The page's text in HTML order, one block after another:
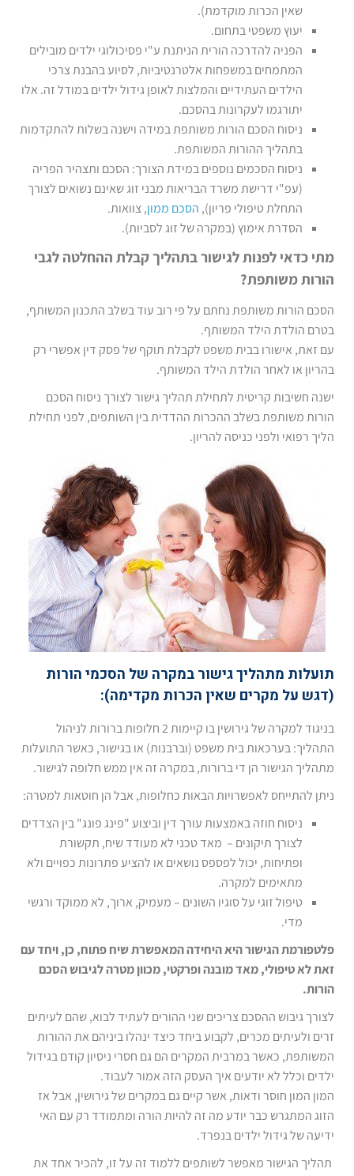
שאין הכרות מוקדמת).
יעוץ משפטי בתחום.
הפניה להדרכה הורית הניתנת ע"י פסיכולוגי ילדים מובילים
המתמחים במשפחות אלטרנטיביות, לסיוע בהבנת צרכי
הילדים העתידיים והמלצות לאופן גידול ילדים במודל זה. אלו
יתורגמו לעקרונות בהסכם.
ניסוח הסכם הורות משותפת במידה וישנה בשלות להתקדמות
בתהליך ההורות המשותפת.
ניסוח הסכמים נוספים במידת הצורך: הסכם ותצהיר הפריה
(עפ"י דרישת משרד הבריאות מבני זוג שאינם נשואים לצורך
התחלת טיפולי פריון), הסכם ממון, צוואות.
הסדרת אימוץ (במקרה של זוג לסביות).
מתי כדאי לפנות לגישור בתהליך קבלת ההחלטה לגבי
הורות משותפת?
הסכם הורות משותפת נחתם על פי רוב עוד בשלב התכנון המשותף,
בטרם הולדת הילד המשותף.
עם זאת, אישורו בבית משפט לקבלת תוקף של פסק דין אפשרי רק
בהריון או לאחר הולדת הילד המשותף.
ישנה חשיבות קריטית לתחילת תהליך גישור לצורך ניסוח הסכם
הורות משותפת בשלב ההכרות ההדדית בין השותפים, לפני תחילת
הליך רפואי ולפני כניסה להריון.
תועלות מתהליך גישור במקרה של הסכמי הורות
(דגש על מקרים שאין הכרות מקדימה):
בניגוד למקרה של גירושין בו קיימות 2 חלופות ברורות לניהול
התהליך: בערכאות בית משפט (וברבנות) או בגישור, כאשר התועלות
מתהליך הגישור הן די ברורות, במקרה זה אין ממש חלופה לגישור.
ניתן להתייחס לאפשרויות הבאות כחלופות, אבל הן חוטאות למטרה:
ניסוח חוזה באמצעות עורך דין וביצוע "פינג פונג" בין הצדדים
לצורך תיקונים – מאד טכני לא מעודד שיח, תקשורת
ופתיחות, יכול לפספס נושאים או להציע פתרונות כפויים ולא
מתאימים למקרה.
טיפול זוגי על סוגיו השונים – מעמיק, ארוך, לא ממוקד ורגשי
מדי.
פלטפורמת הגישור היא היחידה המאפשרת שיח פתוח, כן, ויחד עם
זאת לא טיפולי, מאד מובנה ופרקטי, מכוון מטרה לגיבוש הסכם
הורות.
לצורך גיבוש ההסכם צריכים שני ההורים לעתיד לבוא, שהם לעיתים
זרים ולעיתים מכרים, לקבוע ביחד כיצד ינהלו ביניהם את ההורות
המשותפת, כאשר במרבית המקרים הם גם חסרי ניסיון קודם בגידול
ילדים וכלל לא יודעים איך העסק הזה אמור לעבוד.
המון המון חוסר ודאות, אשר קיים גם במקרים של גירושין, אבל אז
הזוג המתגרש כבר יודע מה זה להיות הורה ומתמודד רק עם האי
ידיעה של גידול ילדים בנפרד.
תהליך הגישור מאפשר לשותפים ללמוד זה על זו, להכיר אחד את